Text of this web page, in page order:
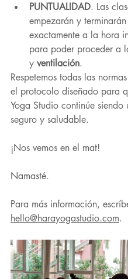
PUNTUALIDAD. Las
empezarán y terminarán
exactamente a la hora
para poder proceder a
y ventilación.
Respetemos todas las
el protocolo diseñado para
Yoga Studio continúe siendo
seguro y saludable.
¡Nos vemos en el mat!
Namasté.
Para más información,
hello@harayogastudio.com.